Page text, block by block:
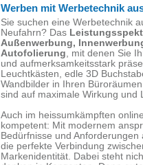
Werben mit Werbetechnik
Sie suchen eine Werbetechnik
Neufahrn? Das
Außenwerbung,
Autofolierung, mit denen Sie
und aufmerksamkeitsstark
Leuchtkästen, edle 3D
Wandbilder in Ihren
sind auf maximale Wirkung und
Auch im heissumkämpften
kompetent: Mit modernem
Bedürfnisse und
die perfekte Verbindung
Markenidentität. Dabei steht